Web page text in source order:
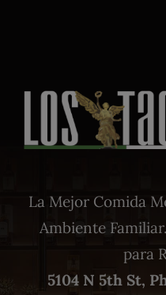
La Mejor Comida
Ambiente
para
5104 N 5th St,